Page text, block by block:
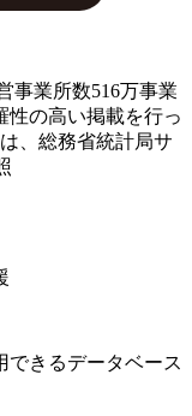
事業所数516万事業
性の高い掲載を行っ
、総務省統計局サ
できるデータベース